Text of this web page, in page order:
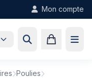
Mon compte
Poulies